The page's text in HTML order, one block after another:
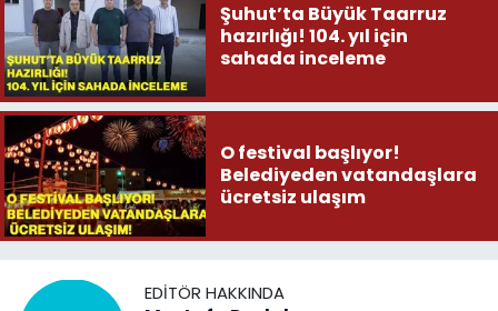
Şuhut’ta Büyük Taarruz
hazırlığı! 104. yıl için
sahada inceleme
O festival başlıyor!
Belediyeden vatandaşlara
ücretsiz ulaşım
EDITÖR HAKKINDA